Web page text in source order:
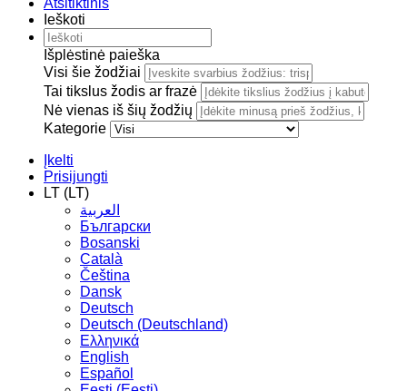
Atsitiktinis
Ieškoti
Išplėstinė paieška
Visi šie žodžiai
Tai tikslus žodis ar frazė
Nė vienas iš šių žodžių
Kategorie
Įkelti
Prisijungti
LT (LT)
العربية
Български
Bosanski
Сatalà
Čeština
Dansk
Deutsch
Deutsch (Deutschland)
Ελληνικά
English
Español